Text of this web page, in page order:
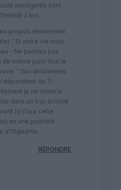
intelligents sont
à lire.
propos deviennent
” Si votre vie vous
– Ne pensez pas
de même pour tout le
” Vos dividendes
dépendent-ils ?)
je ne montrai
dans un truc bricolé
(si j’ose cette
en une puérilité
affligeante.
RÉPONDRE